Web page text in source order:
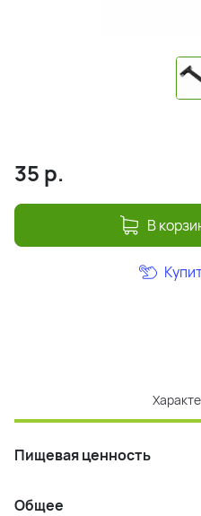
35 р.
В
Пищевая ценность
Общее